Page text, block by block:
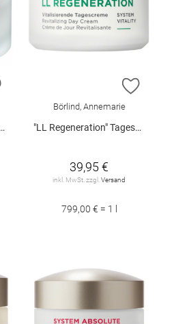
ZUR WUNSCHLISTE HINZUFÜGEN
ZUR
Börlind, Annemarie
"LL Regeneration" Tagescreme 50 ml
39,95 €
inkl. MwSt. zzgl. Versand
799,00 € = 1 l